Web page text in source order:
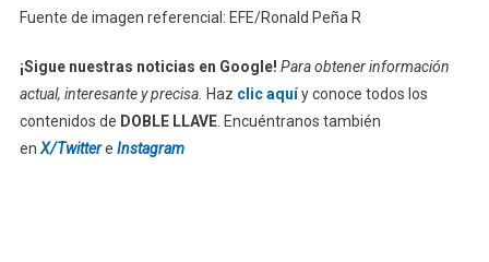
Fuente de imagen referencial: EFE/Ronald Peña R
¡Sigue nuestras noticias en Google! Para obtener información
actual, interesante y precisa. Haz clic aquíy conoce todos los
contenidos de DOBLE LLAVE. Encuéntranos también
en X/Twittere Instagram